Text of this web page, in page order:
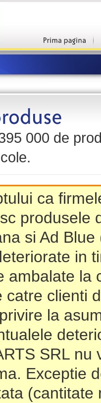
000 de
ca
produsele
si Ad
in
ambalate la
catre clienti
la
SRL
Exceptie
(cantitate